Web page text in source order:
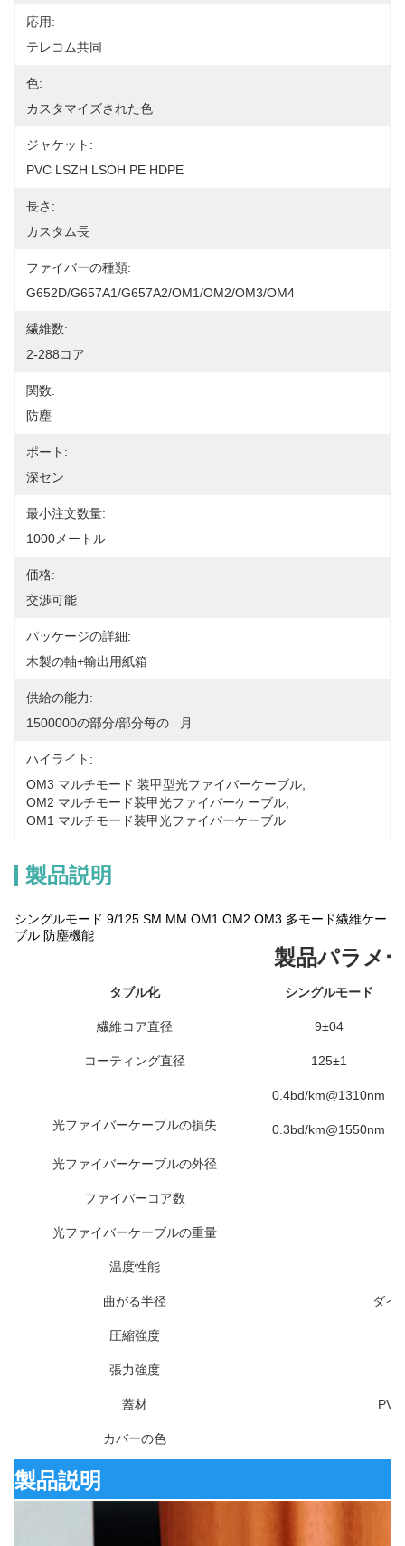
応用:
テレコム共同
色:
カスタマイズされた色
ジャケット:
PVC LSZH LSOH PE HDPE
長さ:
カスタム長
ファイバーの種類:
G652D/G657A1/G657A2/OM1/OM2/OM3/OM4
繊維数:
2-288コア
関数:
防塵
ポート:
深セン
最小注文数量:
1000メートル
価格:
交渉可能
パッケージの詳細:
木製の軸+輸出用紙箱
供給の能力:
1500000の部分/部分每の   月
ハイライト:
OM3 マルチモード 装甲型光ファイバーケーブル
OM2 マルチモード装甲光ファイバーケーブル
OM1 マルチモード装甲光ファイバーケーブル
製品説明
シングルモード 9/125 SM MM OM1 OM2 OM3 多モード繊維ケー
ブル 防塵機能
製品パラメ
タブル化 シングルモード
繊維コア直径 9±04
コーティング直径 125±1
光ファイバーケーブルの損失
0.4bd/km@1310nm
0.3bd/km@1550nm
光ファイバーケーブルの外径
ファイバーコア数
光ファイバーケーブルの重量
温度性能
曲がる半径 ダイ
圧縮強度
張力強度
蓋材
カバーの色
製品説明